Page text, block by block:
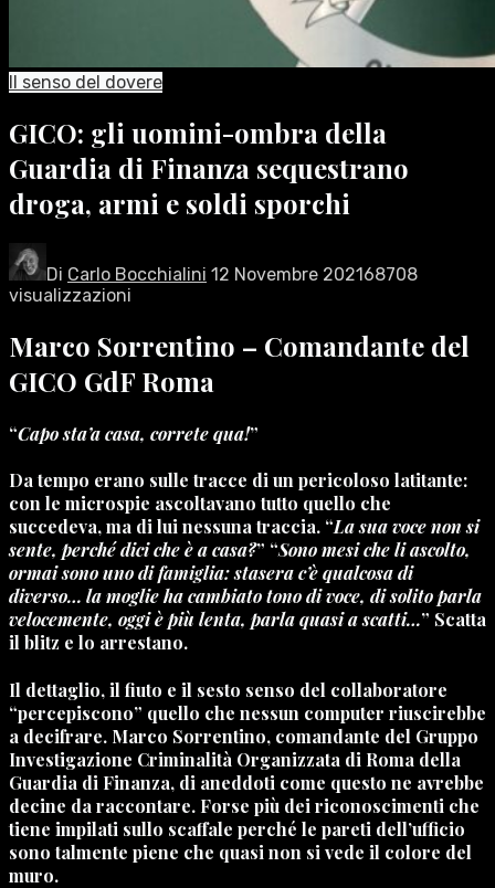
Il senso del dovere
GICO: gli uomini-ombra della
Guardia di Finanza sequestrano
droga, armi e soldi sporchi
Di Carlo Bocchialini 12 Novembre 202168708
visualizzazioni
Marco Sorrentino – Comandante del
GICO GdF Roma
“Capo sta’a casa, correte qua!”
Da tempo erano sulle tracce di un pericoloso latitante:
con le microspie ascoltavano tutto quello che
succedeva, ma di lui nessuna traccia. “La sua voce non si
sente, perché dici che è a casa?” “Sono mesi che li ascolto,
ormai sono uno di famiglia: stasera c’è qualcosa di
diverso… la moglie ha cambiato tono di voce, di solito parla
velocemente, oggi è più lenta, parla quasi a scatti…” Scatta
il blitz e lo arrestano.
Il dettaglio, il fiuto e il sesto senso del collaboratore
“percepiscono” quello che nessun computer riuscirebbe
a decifrare. Marco Sorrentino, comandante del Gruppo
Investigazione Criminalità Organizzata di Roma della
Guardia di Finanza, di aneddoti come questo ne avrebbe
decine da raccontare. Forse più dei riconoscimenti che
tiene impilati sullo scaffale perché le pareti dell’ufficio
sono talmente piene che quasi non si vede il colore del
muro.